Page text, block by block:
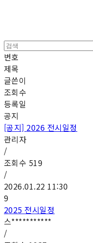
번호
제목
글쓴이
조회수
등록일
공지
[공지] 2026 전시일정
관리자
/
조회수 519
/
2026.01.22 11:30
9
2025 전시일정
스***********
/